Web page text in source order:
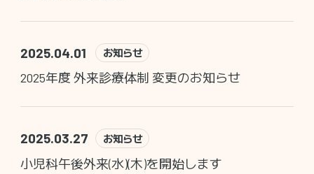
2025.04.01 お知らせ
2025年度 外来診療体制 変更のお知らせ
2025.03.27 お知らせ
小児科午後外来(水)(木)を開始します